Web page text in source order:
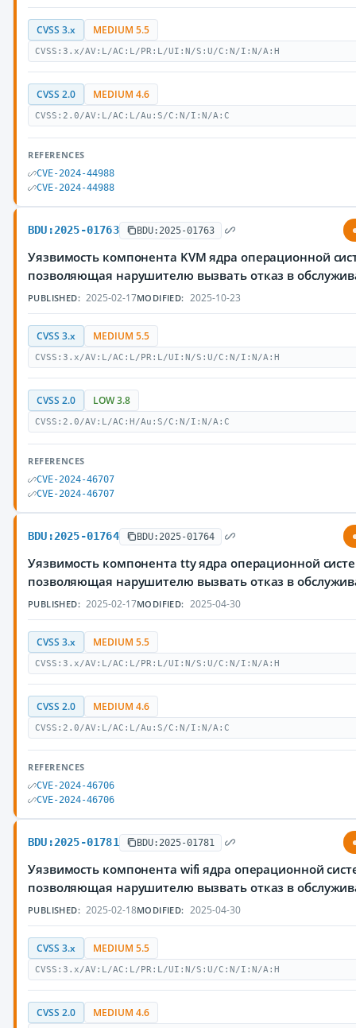
CVSS 3.x MEDIUM 5.5
CVSS:3.x/AV:L/AC:L/PR:L/UI:N/S:U/C:N/I:N/A:H
CVSS 2.0 MEDIUM 4.6
CVSS:2.0/AV:L/AC:L/Au:S/C:N/I:N/A:C
REFERENCES
CVE-2024-44988
CVE-2024-44988
BDU:2025-01763 BDU:2025-01763
Уязвимость компонента KVM ядра операционной
позволяющая нарушителю вызвать отказ в
PUBLISHED: 2025-02-17MODIFIED: 2025-10-23
CVSS 3.x MEDIUM 5.5
CVSS:3.x/AV:L/AC:L/PR:L/UI:N/S:U/C:N/I:N/A:H
CVSS 2.0 LOW 3.8
CVSS:2.0/AV:L/AC:H/Au:S/C:N/I:N/A:C
REFERENCES
CVE-2024-46707
CVE-2024-46707
BDU:2025-01764 BDU:2025-01764
Уязвимость компонента tty ядра операционной
позволяющая нарушителю вызвать отказ в
PUBLISHED: 2025-02-17MODIFIED: 2025-04-30
CVSS 3.x MEDIUM 5.5
CVSS:3.x/AV:L/AC:L/PR:L/UI:N/S:U/C:N/I:N/A:H
CVSS 2.0 MEDIUM 4.6
CVSS:2.0/AV:L/AC:L/Au:S/C:N/I:N/A:C
REFERENCES
CVE-2024-46706
CVE-2024-46706
BDU:2025-01781 BDU:2025-01781
Уязвимость компонента wifi ядра операционной
позволяющая нарушителю вызвать отказ в
PUBLISHED: 2025-02-18MODIFIED: 2025-04-30
CVSS 3.x MEDIUM 5.5
CVSS:3.x/AV:L/AC:L/PR:L/UI:N/S:U/C:N/I:N/A:H
CVSS 2.0 MEDIUM 4.6